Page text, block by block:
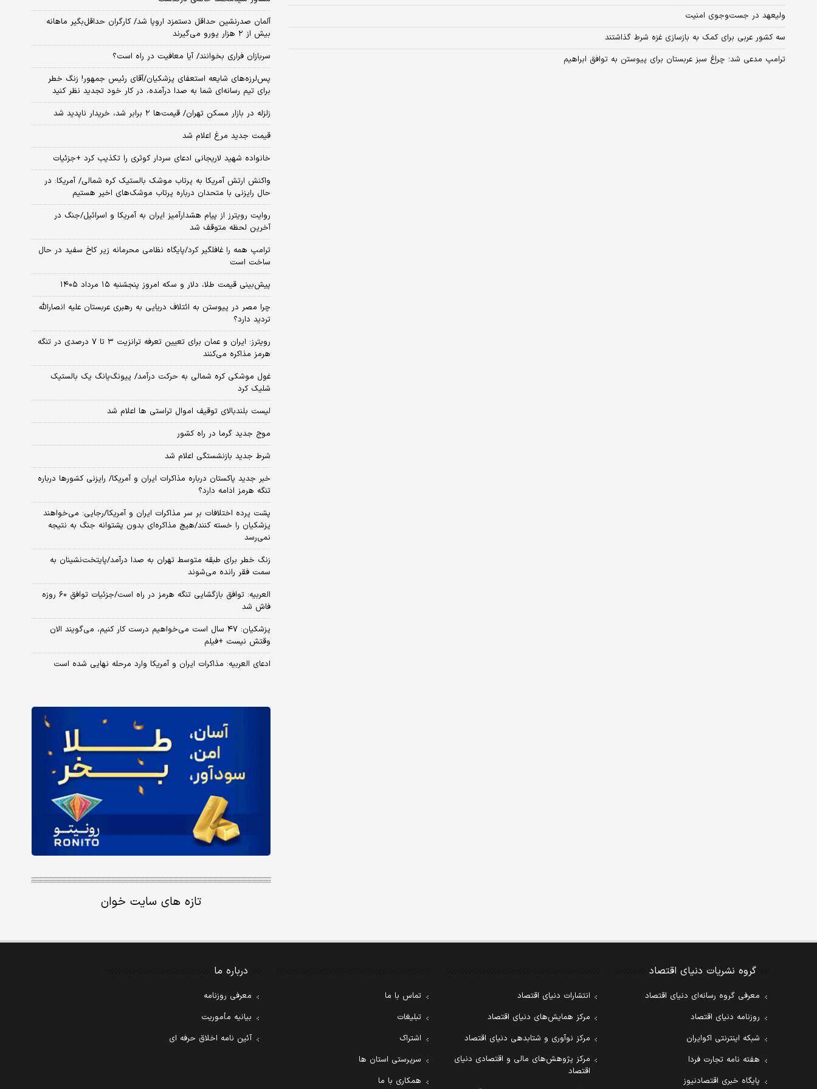
ولیعهد در جست‌وجوی امنیت
سه کشور عربی برای کمک به بازسازی غزه شرط گذاشتند
ترامپ مدعی شد؛ چراغ سبز عربستان برای پیوستن به توافق ابراهیم
آلمان صدرنشین حداقل دستمزد اروپا شد/ کارگران حداقل‌بگیر ماهانه
بیش از ۲ هزار یورو می‌گیرند
سربازان فراری بخوانند/ آیا معافیت در راه است؟
پس‌لرزه‌های شایعه استعفای پزشکیان/آقای رئیس جمهور! زنگ خطر
برای تیم رسانه‌ای شما به صدا درآمده، در کار خود تجدید نظر کنید
زلزله در بازار مسکن تهران/ قیمت‌ها ۲ برابر شد، خریدار ناپدید شد
قیمت جدید مرغ اعلام شد
خانواده شهید لاریجانی ادعای سردار کوثری را تکذیب کرد +جزئیات
واکنش ارتش آمریکا به پرتاب موشک بالستیک کره شمالی/ آمریکا: در
حال رایزنی با متحدان درباره پرتاب موشک‌های اخیر هستیم
روایت رویترز از پیام هشدارآمیز ایران به آمریکا و اسرائیل/جنگ در
آخرین لحظه متوقف شد
ترامپ همه را غافلگیر کرد/پایگاه نظامی محرمانه زیر کاخ سفید در حال
ساخت است
پیش‌بینی قیمت طلا، دلار و سکه امروز پنجشنبه ۱۵ مرداد ۱۴۰۵
چرا مصر در پیوستن به ائتلاف دریایی به رهبری عربستان علیه انصارالله
تردید دارد؟
رویترز: ایران و عمان برای تعیین تعرفه ترانزیت ۳ تا ۷ درصدی در تنگه
هرمز مذاکره می‌کنند
غول موشکی کره شمالی به حرکت درآمد/ پیونگ‌یانگ یک بالستیک
شلیک کرد
لیست بلندبالای توقیف اموال تراستی ها اعلام شد
موج جدید گرما در راه کشور
شرط جدید بازنشستگی اعلام شد
خبر جدید پاکستان درباره مذاکرات ایران و آمریکا/ رایزنی کشورها درباره
تنگه هرمز ادامه دارد؟
پشت پرده اختلافات بر سر مذاکرات ایران و آمریکا/رجایی: می‌خواهند
پزشکیان را خسته کنند/هیچ مذاکره‌ای بدون پشتوانه جنگ به نتیجه
نمی‌رسد
زنگ خطر برای طبقه متوسط تهران به صدا درآمد/پایتخت‌نشینان به
سمت فقر رانده می‌شوند
العربیه: توافق بازگشایی تنگه هرمز در راه است/جزئیات توافق ۶۰ روزه
فاش شد
پزشکیان: ۴۷ سال است می‌خواهیم درست کار کنیم، می‌گویند الان
وقتش نیست +فیلم
ادعای العربیه: مذاکرات ایران و آمریکا وارد مرحله نهایی شده است
تازه های سایت خوان
گروه نشریات دنیای اقتصاد
معرفی گروه رسانه‌ای دنیای اقتصاد
روزنامه دنیای اقتصاد
شبکه اینترنتی اکوایران
هفته نامه تجارت فردا
پایگاه خبری اقتصادنیوز
انتشارات دنیای اقتصاد
مرکز همایش‌های دنیای اقتصاد
مرکز نوآوری و شتابدهی دنیای اقتصاد
مرکز پژوهش‌های مالی و اقتصادی دنیای
اقتصاد
تماس با ما
تبلیغات
اشتراک
سرپرستی استان ها
همکاری با ما
درباره ما
معرفی روزنامه
بیانیه مأموریت
آئین نامه اخلاق حرفه ای